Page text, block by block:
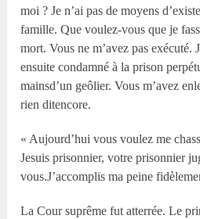
moi ? Je n’ai pas de moyens
famille. Que voulez-vous que je
mort. Vous ne m’avez pas exécuté.
ensuite condamné à la prison
mainsd’un geôlier. Vous m’avez
rien ditencore.
« Aujourd’hui vous voulez me
Jesuis prisonnier, votre prisonnier
vous.J’accomplis ma peine
La Cour suprême fut atterrée. Le